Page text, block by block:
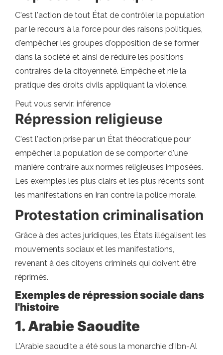
C'est l'action de tout État de contrôler la population
par le recours à la force pour des raisons politiques,
d'empêcher les groupes d'opposition de se former
dans la société et ainsi de réduire les positions
contraires de la citoyenneté. Empêche et nie la
pratique des droits civils appliquant la violence.
Peut vous servir: inférence
Répression religieuse
C'est l'action prise par un État théocratique pour
empêcher la population de se comporter d'une
manière contraire aux normes religieuses imposées.
Les exemples les plus clairs et les plus récents sont
les manifestations en Iran contre la police morale.
Protestation criminalisation
Grâce à des actes juridiques, les États illégalisent les
mouvements sociaux et les manifestations,
revenant à des citoyens criminels qui doivent être
réprimés.
Exemples de répression sociale dans
l'histoire
1. Arabie Saoudite
L'Arabie saoudite a été sous la monarchie d'Ibn-Al